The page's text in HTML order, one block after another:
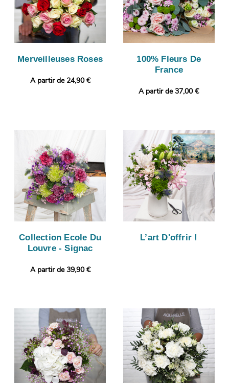
Merveilleuses Roses
A partir de 24,90 €
100% Fleurs De
France
A partir de 37,00 €
Collection Ecole Du
Louvre - Signac
A partir de 39,90 €
L’art D'offrir !